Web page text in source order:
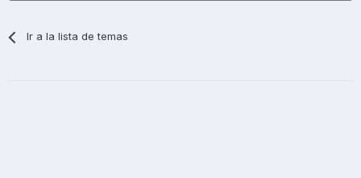
Ir a la lista de temas